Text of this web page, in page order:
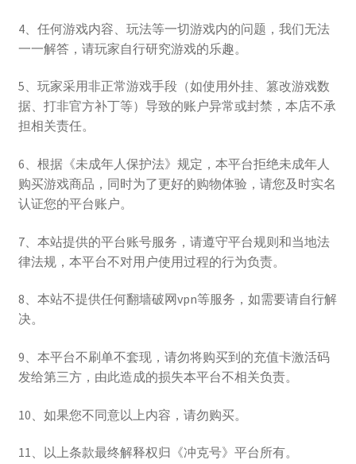
4、任何游戏内容、玩法等一切游戏内的问题，我们无法
一一解答，请玩家自行研究游戏的乐趣。
5、玩家采用非正常游戏手段（如使用外挂、篡改游戏数
据、打非官方补丁等）导致的账户异常或封禁，本店不承
担相关责任。
6、根据《未成年人保护法》规定，本平台拒绝未成年人
购买游戏商品，同时为了更好的购物体验，请您及时实名
认证您的平台账户。
7、本站提供的平台账号服务，请遵守平台规则和当地法
律法规，本平台不对用户使用过程的行为负责。
8、本站不提供任何翻墙破网vpn等服务，如需要请自行解
决。
9、本平台不刷单不套现，请勿将购买到的充值卡激活码
发给第三方，由此造成的损失本平台不相关负责。
10、如果您不同意以上内容，请勿购买。
11、以上条款最终解释权归《冲克号》平台所有。